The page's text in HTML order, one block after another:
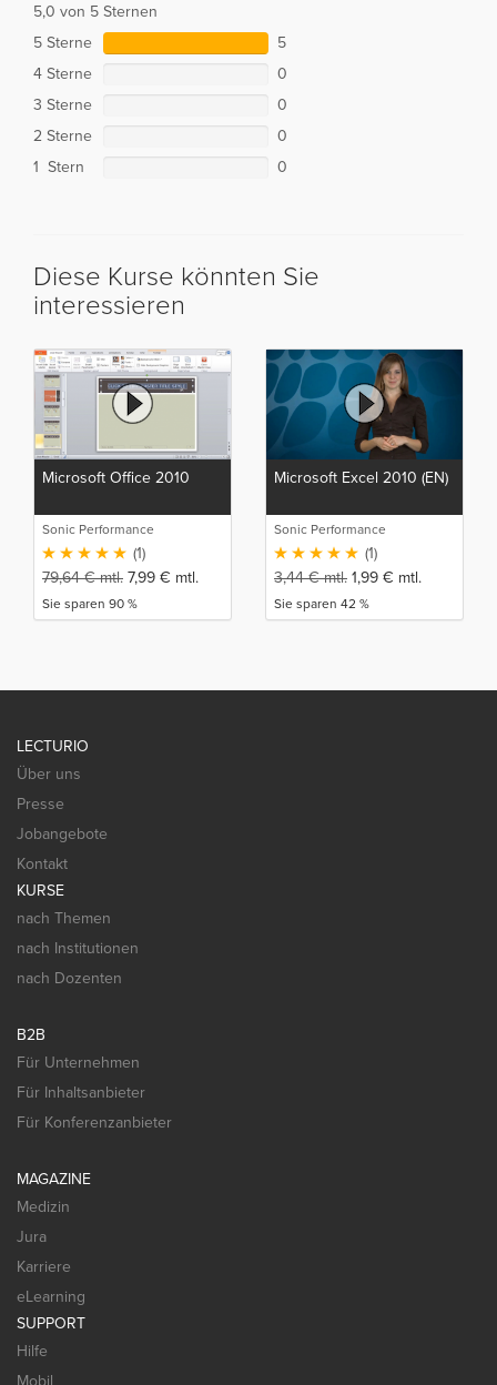
5,0 von 5 Sternen
5 Sterne
5
4 Sterne
0
3 Sterne
0
2 Sterne
0
1 Stern
0
Diese Kurse könnten Sie
interessieren
Microsoft Office 2010
Sonic Performance
(1)
79,64€mtl. 7,99 € mtl.
Sie sparen 90 %
Microsoft Excel 2010 (EN)
Sonic Performance
(1)
3,44€mtl. 1,99 € mtl.
Sie sparen 42 %
LECTURIO
Über uns
Presse
Jobangebote
Kontakt
KURSE
nach Themen
nach Institutionen
nach Dozenten
B2B
Für Unternehmen
Für Inhaltsanbieter
Für Konferenzanbieter
MAGAZINE
Medizin
Jura
Karriere
eLearning
SUPPORT
Hilfe